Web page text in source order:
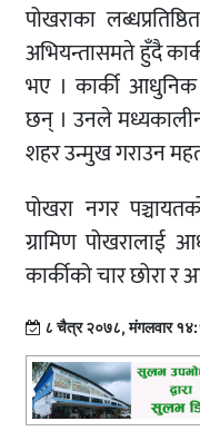
पोखराका
अभियन्तासमते हुँदै
भए । कार्की
छन् । उनले
शहर उन्मुख गराउन
पोखरा नगर
ग्रामिण पोखरालाई
कार्कीको चार छोरा र
८ चैत्र २०७८, मंगलवार